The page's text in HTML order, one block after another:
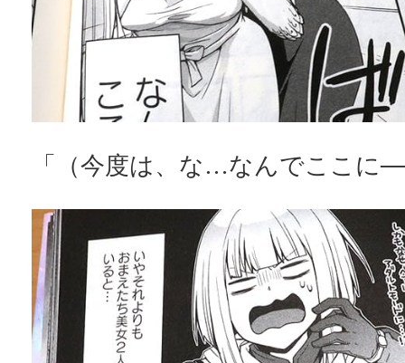
「（今度は、な…なんでここに